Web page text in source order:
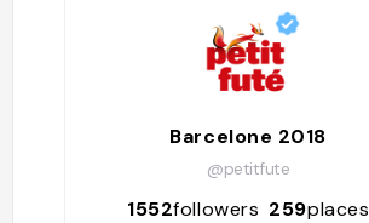
Barcelone 2018
@petitfute
1552followers 259places